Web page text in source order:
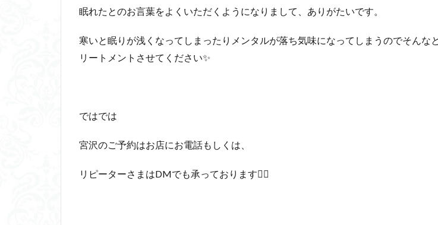
眠れたとのお言葉をよくいただくようになりまして、ありがたいです。
寒いと眠りが浅くなってしまったりメンタルが落ち気味になってしまうのでそんな
リートメントさせてください✨
ではでは
宮沢のご予約はお店にお電話もしくは、
リピーターさまはDMでも承っております🙆‍♀️